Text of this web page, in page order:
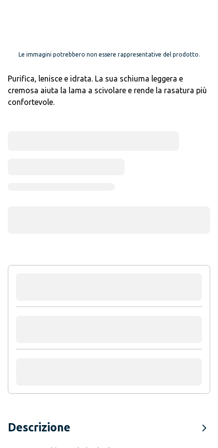
Le immagini potrebbero non essere rappresentative del prodotto.
Purifica, lenisce e idrata. La sua schiuma leggera e
cremosa aiuta la lama a scivolare e rende la rasatura più
confortevole.
Descrizione